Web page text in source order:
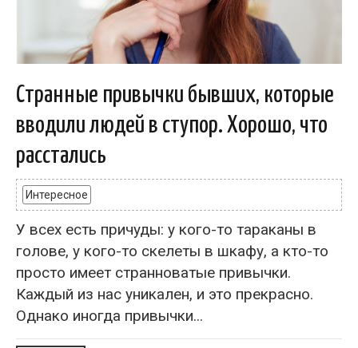
Странные привычки бывших, которые
вводили людей в ступор. Хорошо, что
расстались
Интересное
У всех есть причуды: у кого-то тараканы в
голове, у кого-то скелеты в шкафу, а кто-то
просто имеет странноватые привычки.
Каждый из нас уникален, и это прекрасно.
Однако иногда привычки...